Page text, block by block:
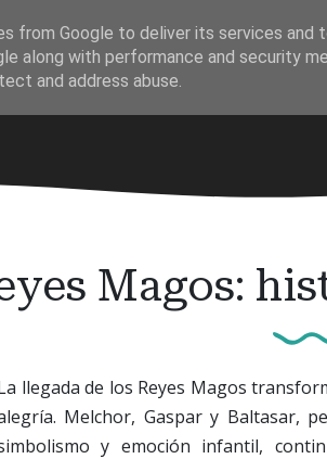
Magos:
llegada de los Reyes Magos
Melchor, Gaspar y Baltasar,
y emoción infantil,
from Google to deliver its services and
along with performance and security
and address abuse.